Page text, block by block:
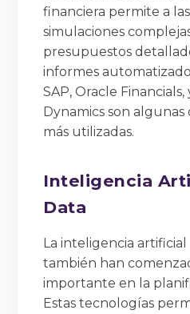
financiera permite a
simulaciones
presupuestos
informes
SAP, Oracle
Dynamics son
más utilizadas.
Inteligencia
Data
La inteligencia artificial
también han
importante en la
Estas tecnologías